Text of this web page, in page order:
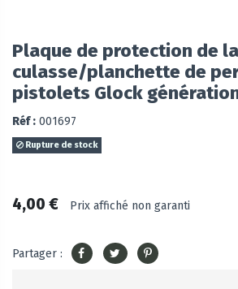
Plaque de protection de la
culasse/planchette de
pistolets Glock
Réf : 001697
Rupture de stock
4,00 € Prix affiché non garanti
Partager :